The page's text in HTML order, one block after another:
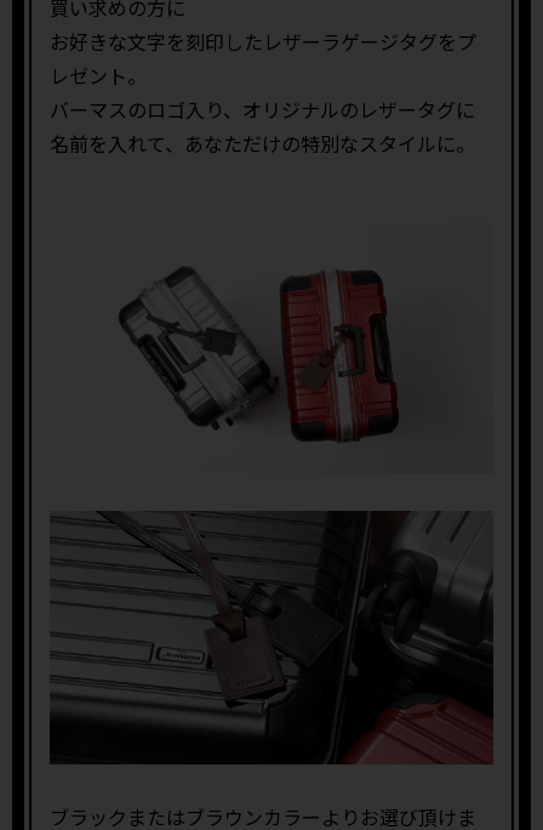
買い求めの方に
お好きな文字を刻印したレザーラゲージタグをプ
レゼント。
バーマスのロゴ入り、オリジナルのレザータグに
名前を入れて、あなただけの特別なスタイルに。
ブラックまたはブラウンカラーよりお選び頂けま